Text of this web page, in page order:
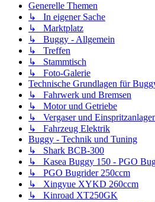
Generelle Themen
↳ In eigener Sache
↳ Marktplatz
↳ Buggy - Allgemein
↳ Treffen
↳ Stammtisch
↳ Foto-Galerie
Technische Grundlagen für
↳ Fahrwerk und Bremsen
↳ Motor und Getriebe
↳ Vergaser und
↳ Fahrzeug Elektrik
Buggy - Technik und Tuning
↳ Shark BCB-300
↳ Kasea Buggy 150 - PGO
↳ PGO Bugrider 250ccm
↳ Xingyue XYKD 260ccm
↳ Kinroad XT250GK